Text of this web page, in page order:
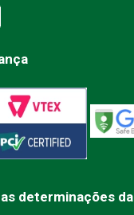
determinações da